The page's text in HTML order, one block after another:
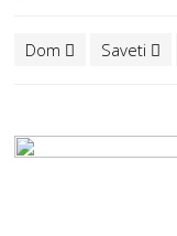
Dom Saveti